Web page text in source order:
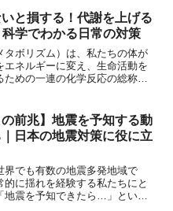
象が隠れており、実は科学的に
味深い食品でもあります。この
、マヨネーズの構造や乳化のメ
、日本と海外の違い、保存性の
を7つの視点から解説します。難
式は使わず、誰でも理解できる
す。
と損する！代謝を上げる
学でわかる日常の対策
タボリズム）は、私たちの体が
エネルギーに変え、生命活動を
ための一連の化学反応の総称で
聞きますが、裏にある仕組みを
と、実践する対策の効果がぐっ
やすくなります。本記事では、
見に基づき「生活で実践できる6
ント（6選）」を中心に、代謝の
養・ホルモンの関係、最新の測
マイナーだけれど重要な知見ま
向けに分かりやすく解説しま
の前兆】地震を予知する動
日本の地震対策に役に立
界でも有数の地震多発地域で
的に揺れを経験する私たちにと
地震を予知できたら…」という